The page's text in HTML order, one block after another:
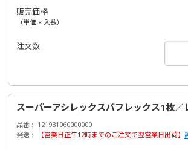
販売価格
（単価 × 入数）
注文数
スーパーアシレックスバフレックス1枚
品番
121931060000000
発送
【営業日正午12時までのご注文で翌営業日出荷】